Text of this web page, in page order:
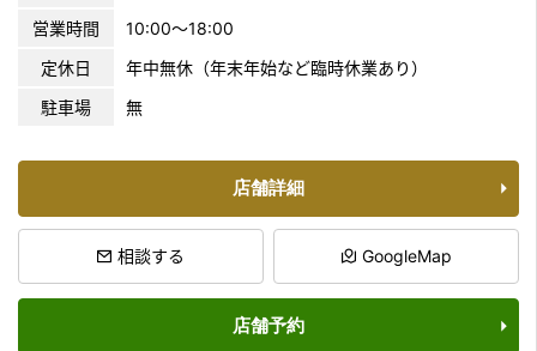
営業時間
10:00〜18:00
定休日
年中無休（年末年始など臨時休業あり）
駐車場
無
店舗詳細
相談する GoogleMap
店舗予約